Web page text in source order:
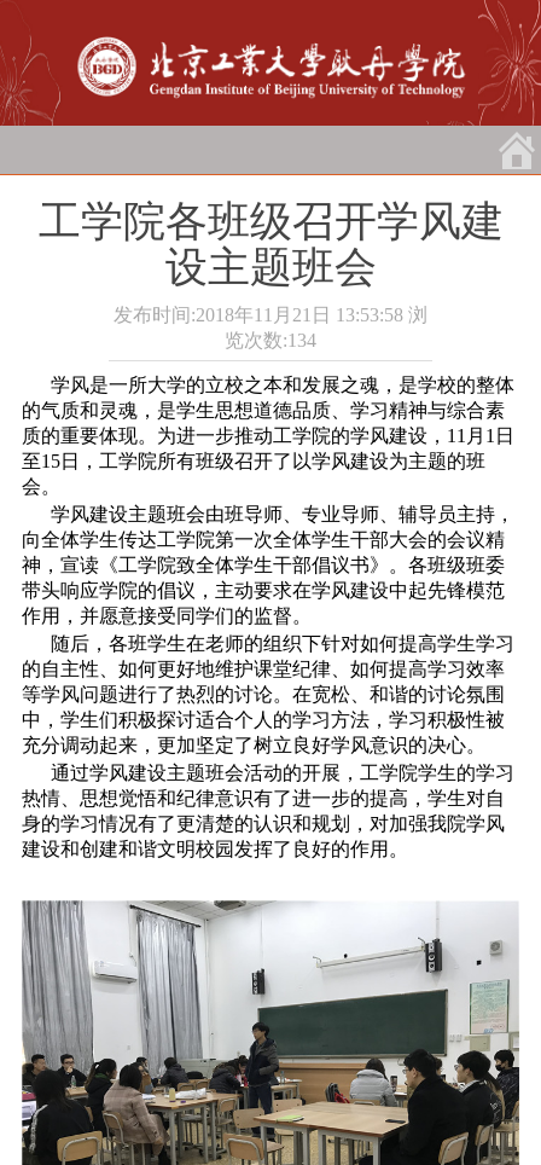
工学院各班级召开学风建
设主题班会
发布时间:2018年11月21日 13:53:58 浏
览次数:134
学风是一所大学的立校之本和发展之魂，是学校的整体
的气质和灵魂，是学生思想道德品质、学习精神与综合素
质的重要体现。为进一步推动工学院的学风建设，11月1日
至15日，工学院所有班级召开了以学风建设为主题的班
会。
学风建设主题班会由班导师、专业导师、辅导员主持，
向全体学生传达工学院第一次全体学生干部大会的会议精
神，宣读《工学院致全体学生干部倡议书》。各班级班委
带头响应学院的倡议，主动要求在学风建设中起先锋模范
作用，并愿意接受同学们的监督。
随后，各班学生在老师的组织下针对如何提高学生学习
的自主性、如何更好地维护课堂纪律、如何提高学习效率
等学风问题进行了热烈的讨论。在宽松、和谐的讨论氛围
中，学生们积极探讨适合个人的学习方法，学习积极性被
充分调动起来，更加坚定了树立良好学风意识的决心。
通过学风建设主题班会活动的开展，工学院学生的学习
热情、思想觉悟和纪律意识有了进一步的提高，学生对自
身的学习情况有了更清楚的认识和规划，对加强我院学风
建设和创建和谐文明校园发挥了良好的作用。